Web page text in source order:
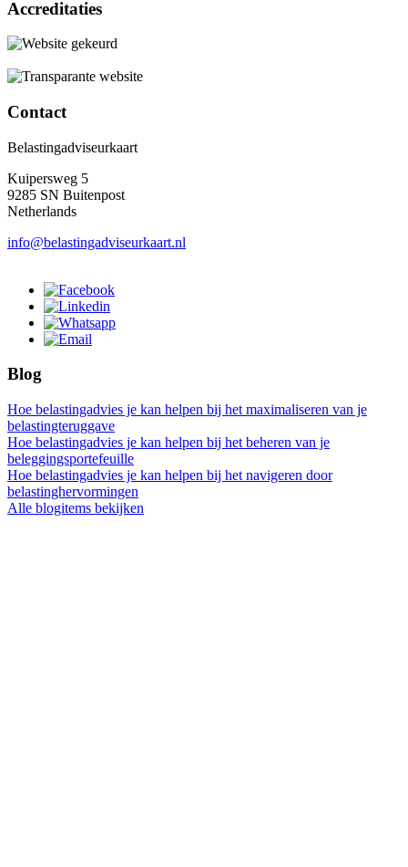
Accreditaties
Contact
Belastingadviseurkaart
Kuipersweg 5
9285 SN Buitenpost
Netherlands
info@belastingadviseurkaart.nl
Blog
Hoe belastingadvies je kan helpen bij het maximaliseren van je
belastingteruggave
Hoe belastingadvies je kan helpen bij het beheren van je
beleggingsportefeuille
Hoe belastingadvies je kan helpen bij het navigeren door
belastinghervormingen
Alle blogitems bekijken